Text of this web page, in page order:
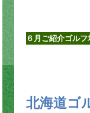
６月ご紹介ゴルフ
北海道ゴ